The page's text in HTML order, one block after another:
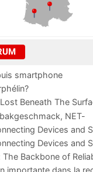
smartphone
Beneath The
NET-
Leistung imDevices and
Devices and
Backbone of